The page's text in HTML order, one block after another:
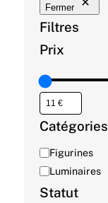
Fermer
Filtres
Prix
Catégories
C
a
t
Figurines
Luminaires
Statut